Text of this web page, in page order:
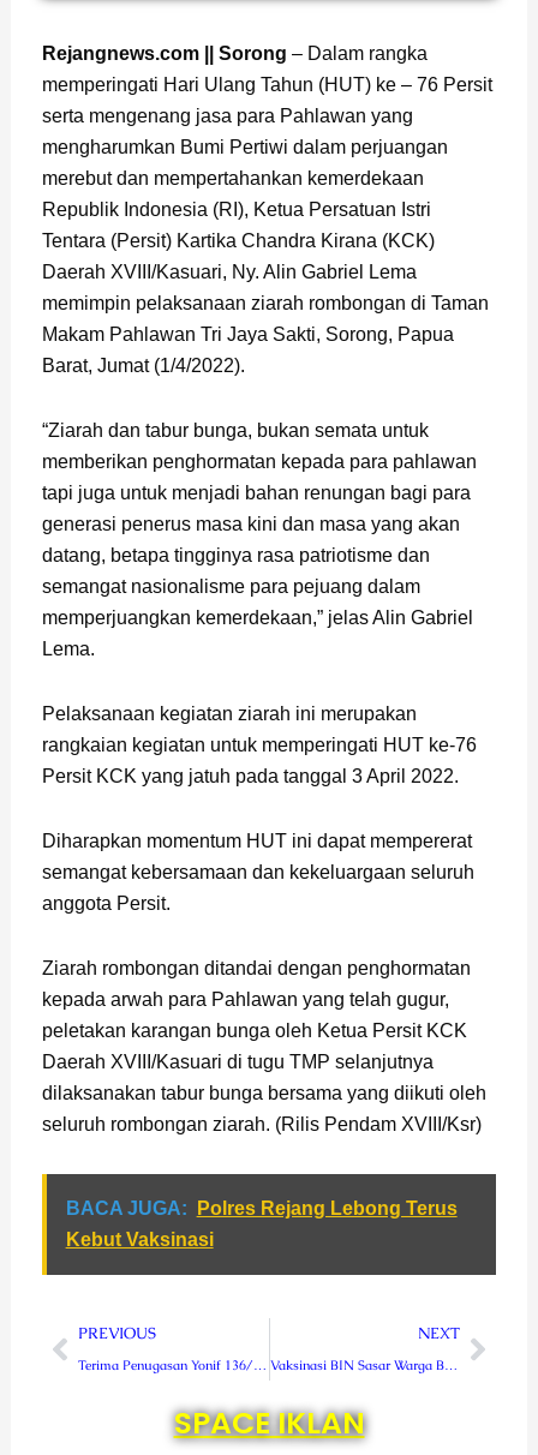
Rejangnews.com || Sorong – Dalam rangka
memperingati Hari Ulang Tahun (HUT) ke – 76 Persit
serta mengenang jasa para Pahlawan yang
mengharumkan Bumi Pertiwi dalam perjuangan
merebut dan mempertahankan kemerdekaan
Republik Indonesia (RI), Ketua Persatuan Istri
Tentara (Persit) Kartika Chandra Kirana (KCK)
Daerah XVIII/Kasuari, Ny. Alin Gabriel Lema
memimpin pelaksanaan ziarah rombongan di Taman
Makam Pahlawan Tri Jaya Sakti, Sorong, Papua
Barat, Jumat (1/4/2022).
“Ziarah dan tabur bunga, bukan semata untuk
memberikan penghormatan kepada para pahlawan
tapi juga untuk menjadi bahan renungan bagi para
generasi penerus masa kini dan masa yang akan
datang, betapa tingginya rasa patriotisme dan
semangat nasionalisme para pejuang dalam
memperjuangkan kemerdekaan,” jelas Alin Gabriel
Lema.
Pelaksanaan kegiatan ziarah ini merupakan
rangkaian kegiatan untuk memperingati HUT ke-76
Persit KCK yang jatuh pada tanggal 3 April 2022.
Diharapkan momentum HUT ini dapat mempererat
semangat kebersamaan dan kekeluargaan seluruh
anggota Persit.
Ziarah rombongan ditandai dengan penghormatan
kepada arwah para Pahlawan yang telah gugur,
peletakan karangan bunga oleh Ketua Persit KCK
Daerah XVIII/Kasuari di tugu TMP selanjutnya
dilaksanakan tabur bunga bersama yang diikuti oleh
seluruh rombongan ziarah. (Rilis Pendam XVIII/Ksr)
BACA JUGA:
Polres Rejang Lebong Terus
Kebut Vaksinasi
Prev
PREVIOUS
Terima Penugasan Yonif 136/TS, Pangdam Kasuari Harapkan Totalitas Prajurit
NEXT
Vaksinasi BIN Sasar Warga Binaan Lapas Curup
Next
SPACE IKLAN